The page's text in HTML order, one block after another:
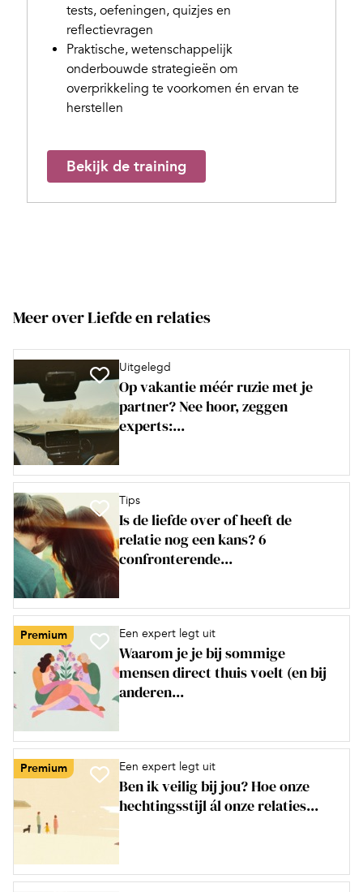
tests, oefeningen, quizjes en
reflectievragen
Praktische, wetenschappelijk
onderbouwde strategieën om
overprikkeling te voorkomen én ervan te
herstellen
Bekijk de training
Meer over Liefde en relaties
Uitgelegd
Op vakantie méér ruzie met je
partner? Nee hoor, zeggen
experts:...
Tips
Is de liefde over of heeft de
relatie nog een kans? 6
confronterende...
Premium Een expert legt uit
Waarom je je bij sommige
mensen direct thuis voelt (en bij
anderen...
Premium Een expert legt uit
Ben ik veilig bij jou? Hoe onze
hechtingsstijl ál onze relaties...